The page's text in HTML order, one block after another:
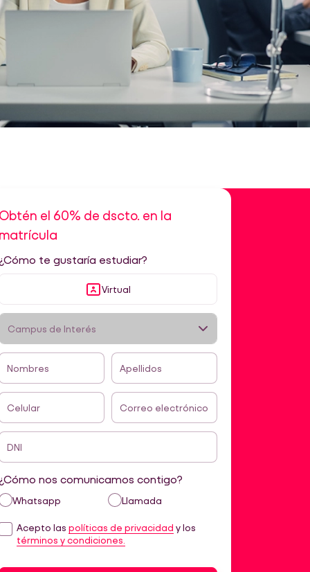
Obtén el 60% de dscto. en la
matrícula
¿Cómo te gustaría estudiar?
Virtual
Nombres Apellidos
Celular Correo electrónico
DNI
¿Cómo nos comunicamos contigo?
Whatsapp Llamada
Acepto las políticas de privacidad y los
términos y condiciones.